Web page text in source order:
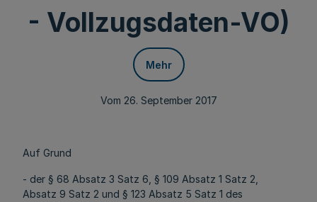
- Vollzugsdaten-VO)
Mehr
Vom 26. September 2017
Auf Grund
- der § 68 Absatz 3 Satz 6, § 109 Absatz 1 Satz 2,
Absatz 9 Satz 2 und § 123 Absatz 5 Satz 1 des